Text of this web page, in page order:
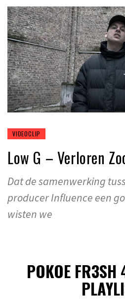
VIDEOCLIP
Low G – Verloren
Dat de samenwerking
producer Influence een
wisten we
POKOE FR3SH